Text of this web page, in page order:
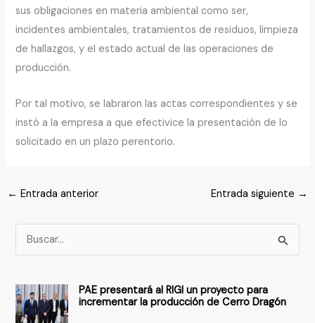
sus obligaciones en materia ambiental como ser,
incidentes ambientales, tratamientos de residuos, limpieza
de hallazgos, y el estado actual de las operaciones de
producción.
Por tal motivo, se labraron las actas correspondientes y se
instó a la empresa a que efectivice la presentación de lo
solicitado en un plazo perentorio.
← Entrada anterior Entrada siguiente →
u
c
a
PAE presentará al RIGI un proyecto para
incrementar la producción de Cerro Dragón